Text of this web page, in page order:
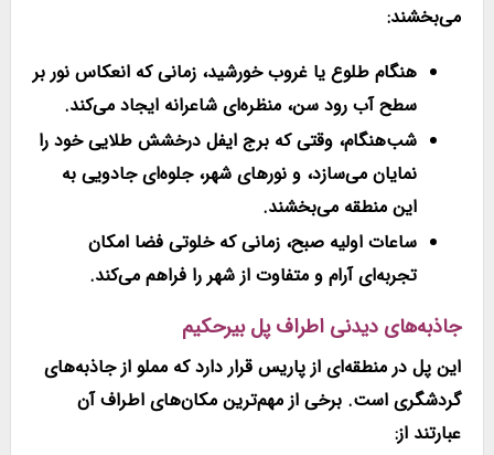
می‌بخشند:
هنگام طلوع یا غروب خورشید، زمانی که انعکاس نور بر
سطح آب رود سن، منظره‌ای شاعرانه ایجاد می‌کند.
شب‌هنگام، وقتی که برج ایفل درخشش طلایی خود را
نمایان می‌سازد، و نورهای شهر، جلوه‌ای جادویی به
این منطقه می‌بخشند.
ساعات اولیه صبح، زمانی که خلوتی فضا امکان
تجربه‌ای آرام و متفاوت از شهر را فراهم می‌کند.
جاذبه‌های دیدنی اطراف پل بیرحکیم
این پل در منطقه‌ای از پاریس قرار دارد که مملو از جاذبه‌های
گردشگری است. برخی از مهم‌ترین مکان‌های اطراف آن
عبارتند از: